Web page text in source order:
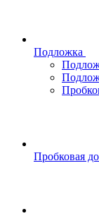
Подложка
Пробковая